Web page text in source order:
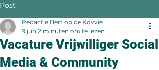
Post
Vacature Vrijwilliger Social
Media & Community
Redactie Bert op de Kovvie
9 jun 2 minuten om te lezen